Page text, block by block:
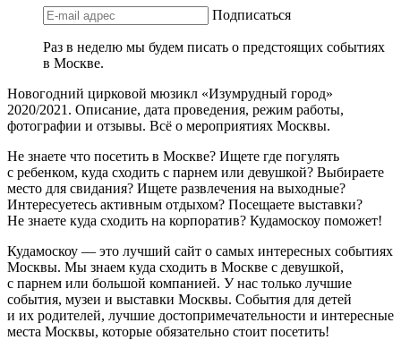
Подписаться
Раз в неделю мы будем писать о предстоящих событиях
в Москве.
Новогодний цирковой мюзикл «Изумрудный город»
2020/2021. Описание, дата проведения, режим работы,
фотографии и отзывы. Всё о мероприятиях Москвы.
Не знаете что посетить в Москве? Ищете где погулять
с ребенком, куда сходить с парнем или девушкой? Выбираете
место для свидания? Ищете развлечения на выходные?
Интересуетесь активным отдыхом? Посещаете выставки?
Не знаете куда сходить на корпоратив? Кудамоскоу поможет!
Кудамоскоу — это лучший сайт о самых интересных событиях
Москвы. Мы знаем куда сходить в Москве с девушкой,
с парнем или большой компанией. У нас только лучшие
события, музеи и выставки Москвы. События для детей
и их родителей, лучшие достопримечательности и интересные
места Москвы, которые обязательно стоит посетить!